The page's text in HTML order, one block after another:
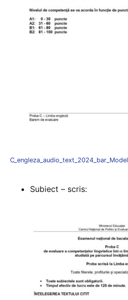
C_engleza_audio_text_2024_bar_Model
Subiect – scris: